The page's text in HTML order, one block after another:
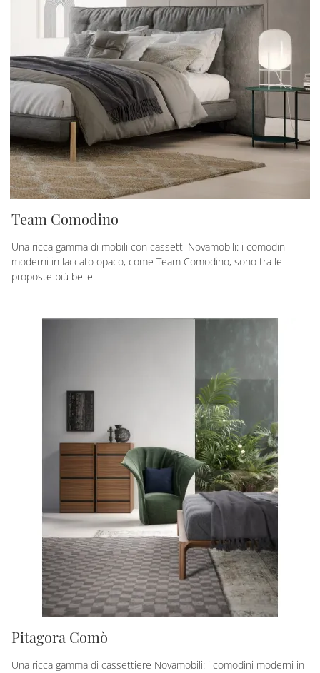
Team Comodino
Una ricca gamma di mobili con cassetti Novamobili: i comodini
moderni in laccato opaco, come Team Comodino, sono tra le
proposte più belle.
Pitagora Comò
Una ricca gamma di cassettiere Novamobili: i comodini moderni in